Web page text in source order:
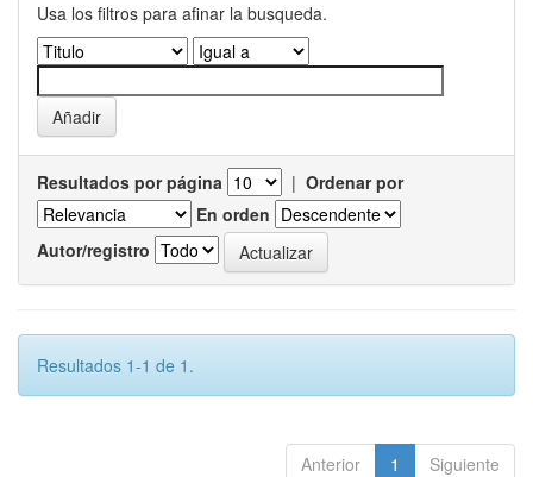
Usa los filtros para afinar la busqueda.
Resultados por página | Ordenar por
En orden
Autor/registro
Resultados 1-1 de 1.
Anterior 1 Siguiente